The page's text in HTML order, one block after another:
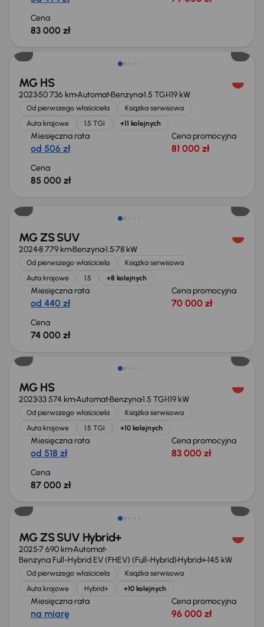
Cena
83 000 zł
Możliwość odliczenia VAT
MG HS
202350 736 kmAutomatBenzyna1.5 TGI119 kW
Od pierwszego właściciela
Książka serwisowa
Auta krajowe
1.5 TGI +11 kolejnych
Miesięczna rata
od 506 zł
Cena promocyjna
81 000 zł
Cena
85 000 zł
MG ZS SUV
20248 779 kmBenzyna1.578 kW
Od pierwszego właściciela
Książka serwisowa
Auta krajowe
1.5 +8 kolejnych
Miesięczna rata
od 440 zł
Cena promocyjna
70 000 zł
Cena
74 000 zł
MG HS
202333 574 kmAutomatBenzyna1.5 TGI119 kW
Od pierwszego właściciela
Książka serwisowa
Auta krajowe
1.5 TGI +10 kolejnych
Miesięczna rata
od 518 zł
Cena promocyjna
83 000 zł
Cena
87 000 zł
Od nowego taniej o 20 000 zł
MG ZS SUV Hybrid+
20257 690 kmAutomat
Benzyna Full-Hybrid EV (FHEV) (Full-Hybrid) Hybrid+145 kW
Od pierwszego właściciela
Książka serwisowa
Auta krajowe
Hybrid+ +10 kolejnych
Miesięczna rata
na miarę
Cena promocyjna
96 000 zł